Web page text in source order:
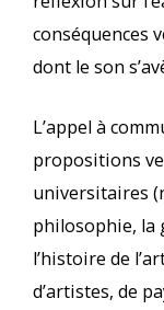
conséquences
dont le son
L’appel à
propositions
universitaires
philosophie, la
l’histoire de
d’artistes, de